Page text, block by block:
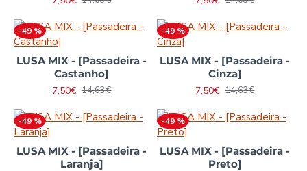
-49 %
LUSA MIX - [Passadeira -
Castanho]
7,50€ 14,63€
-49 %
LUSA MIX - [Passadeira -
Cinza]
7,50€ 14,63€
-49 %
LUSA MIX - [Passadeira -
Laranja]
-49 %
LUSA MIX - [Passadeira -
Preto]